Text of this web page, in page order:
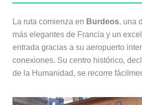
La ruta comienza en Burdeos, una
más elegantes de Francia y un
entrada gracias a su aeropuerto
conexiones. Su centro histórico,
de la Humanidad, se recorre